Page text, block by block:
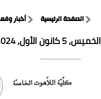
الصفحة الرئيسية أخبار
الخميس, 5 كانون الأول, 2024